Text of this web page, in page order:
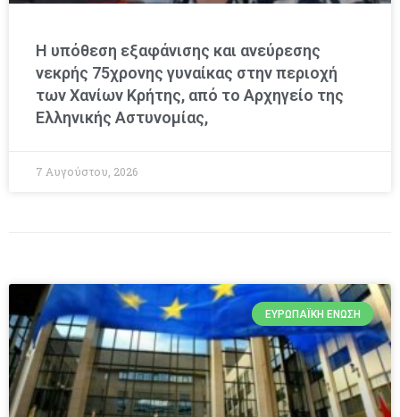
Η υπόθεση εξαφάνισης και ανεύρεσης
νεκρής 75χρονης γυναίκας στην περιοχή
των Χανίων Κρήτης, από το Αρχηγείο της
Ελληνικής Αστυνομίας,
7 Αυγούστου, 2026
ΕΥΡΩΠΑΪΚΉ ΈΝΩΣΗ